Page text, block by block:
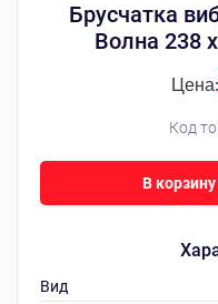
Брусчатка
Волна 238
Код
Цена:
Вид
В корзину